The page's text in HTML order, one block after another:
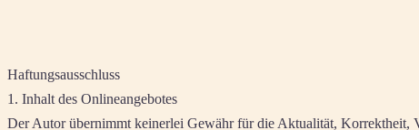
Haftungsausschluss
1. Inhalt des Onlineangebotes
Der Autor übernimmt keinerlei Gewähr für die Aktualität, Korrektheit,